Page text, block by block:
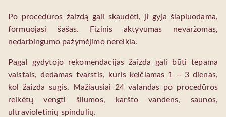
Po procedūros žaizdą gali skaudėti, ji gyja šlapiuodama,
formuojasi šašas. Fizinis aktyvumas nevaržomas,
nedarbingumo pažymėjimo nereikia.
Pagal gydytojo rekomendacijas žaizda gali būti tepama
vaistais, dedamas tvarstis, kuris keičiamas 1 – 3 dienas,
kol žaizda sugis. Mažiausiai 24 valandas po procedūros
reikėtų vengti šilumos, karšto vandens, saunos,
ultravioletinių spindulių.